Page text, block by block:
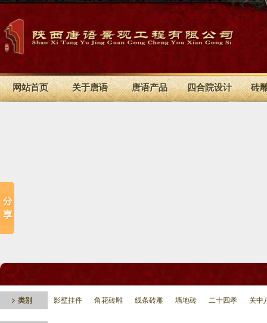
网站首页 关于唐语 唐语产品 四合院设计 砖
类别 影壁挂件 角花砖雕 线条砖雕 墙地砖 二十四孝 关中